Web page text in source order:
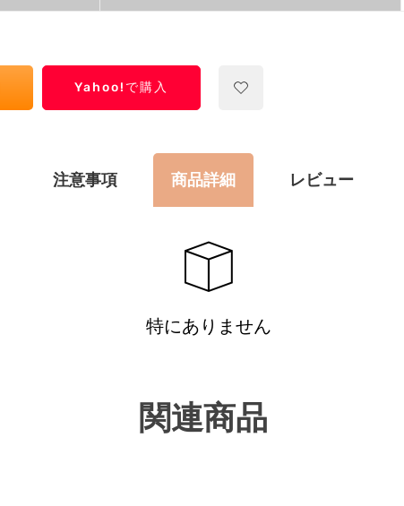
Yahoo!で購入
注意事項 商品詳細 レビュー
特にありません
関連商品